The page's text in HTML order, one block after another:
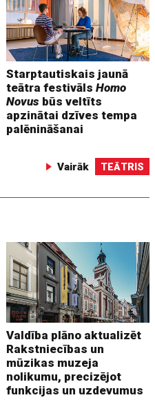
Starptautiskais jaunā
teātra festivālsHomo
Novus būs veltīts
apzinātai dzīves tempa
palēnināšanai
Vairāk TEĀTRIS
Valdība plāno aktualizēt
Rakstniecības un
mūzikas muzeja
nolikumu, precizējot
funkcijas un uzdevumus